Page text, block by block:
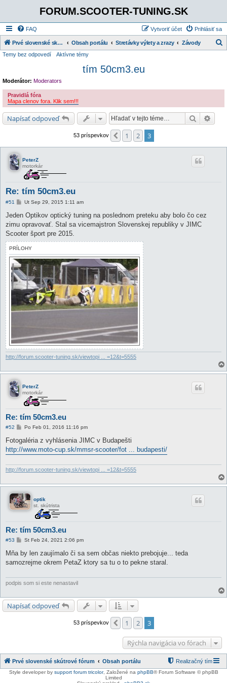
FORUM.SCOOTER-TUNING.SK
FAQ Prihlásiť sa
Vytvoriť účet
Prvé slovenské skútrové fórum Obsah portálu Stretávky výlety a zrazy Závody
a
Temy bez odpovedí Aktívne témy
tím 50cm3.eu
Moderátor: Moderators
Pravidlá fóra
Mapa clenov fora. Klik sem!!!
Napísať odpoveď Hľadať
53 príspevkov Predchádzajúci
1 2 3
PeterZ
motorkár
Re: tím 50cm3.eu
#51
P
í
p
e
k
Ut Sep 29, 2015 1:11 am
Jeden Optikov optický tuning na poslednom preteku aby bolo čo cez
zimu opravovať. Stal sa vicemajstron Slovenskej republiky v JIMC
Scooter šport pre 2015.
PRÍLOHY
http://forum.scooter-tuning.sk/viewtopi ... =12&t=5555
PeterZ
motorkár
Re: tím 50cm3.eu
#52
P
í
s
p
o
Po Feb 01, 2016 11:16 pm
Fotogaléria z vyhlásenia JIMC v Budapešti
http://www.moto-cup.sk/mmsr-scooter/fot ... budapesti/
http://forum.scooter-tuning.sk/viewtopi ... =12&t=5555
optik
st. skútrista
Re: tím 50cm3.eu
#53
P
í
s
p
o
St Feb 24, 2021 2:06 pm
Mňa by len zaujímalo či sa sem občas niekto prebojuje... teda
samozrejme okrem PetaZ ktory sa tu o to pekne staral.
podpis som si este nenastavil
Napísať odpoveď
53 príspevkov Predchádzajúci
1 2 3
Rýchla navigácia vo fórach
Prvé slovenské skútrové fórum Obsah portálu Realizačný tím
Style developer by support forum tricolor, Založené na phpBB® Forum Software © phpBB
Limited